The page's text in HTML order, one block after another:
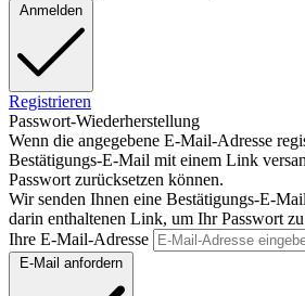
Anmelden
Registrieren
Passwort-Wiederherstellung
Wenn die angegebene E-Mail-Adresse
Bestätigungs-E-Mail mit einem Link
Passwort zurücksetzen können.
Wir senden Ihnen eine Bestätigungs-E-
darin enthaltenen Link, um Ihr Passwort
Ihre E-Mail-Adresse
E-Mail anfordern